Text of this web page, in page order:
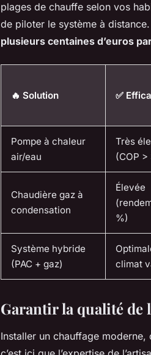
plages de chauffe selon vos
de piloter le système à
plusieurs centaines d’euros
🔥 Solution ✅
Pompe à chaleur
air/eau
Très
(COP >
Chaudière gaz à
condensation
Élevée
%)
Système hybride
(PAC + gaz)
climat
Garantir la qualité de
Installer un chauffage moderne,